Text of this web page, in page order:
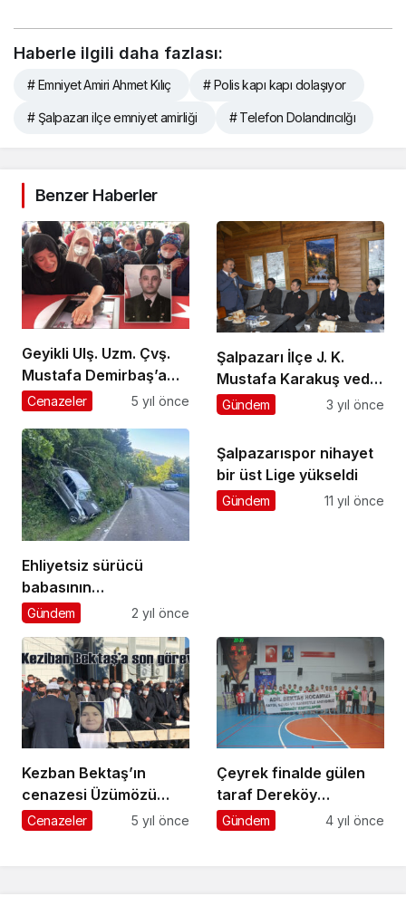
Haberle ilgili daha fazlası:
# Emniyet Amiri Ahmet Kılıç # Polis kapı kapı dolaşıyor
# Şalpazarı ilçe emniyet amirliği # Telefon Dolandırıcılğı
Benzer Haberler
Geyikli Ulş. Uzm. Çvş.
Mustafa Demirbaş’a
ağladı
Cenazeler 5 yıl önce
Şalpazarı İlçe J. K.
Mustafa Karakuş veda
yemeği ile uğurlandı
Gündem 3 yıl önce
Ehliyetsiz sürücü
babasının
kamyonetiyle uçuruma
Gündem 2 yıl önce
Şalpazarıspor nihayet
bir üst Lige yükseldi
Gündem 11 yıl önce
Kezban Bektaş’ın
cenazesi Üzümözü
Mahallesi’nde toprağa
Cenazeler 5 yıl önce
Çeyrek finalde gülen
taraf Dereköy
Kartalspor oldu : 3-2
Gündem 4 yıl önce